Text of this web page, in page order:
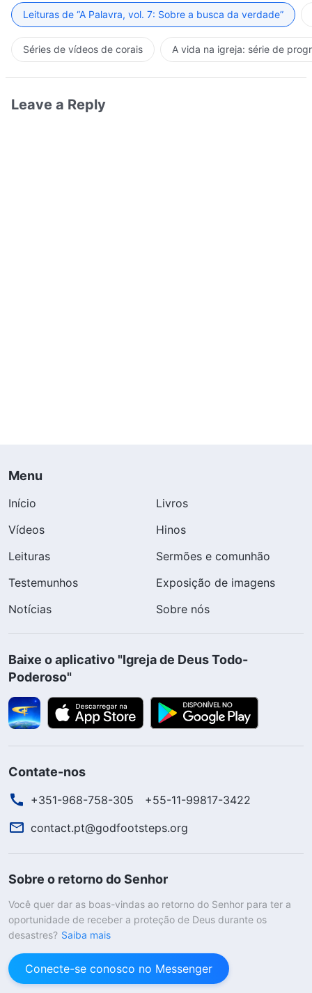
Leituras de “A Palavra, vol. 7: Sobre a busca da verdade”
Séries de vídeos de corais A vida na igreja: série de
Leave a Reply
Menu
Início
Livros
Vídeos
Hinos
Leituras
Sermões e comunhão
Testemunhos
Exposição de imagens
Notícias
Sobre nós
Baixe o aplicativo "Igreja de Deus Todo-
Poderoso"
Contate-nos
+351-968-758-305
+55-11-99817-3422
contact.pt@godfootsteps.org
Sobre o retorno do Senhor
Você quer dar as boas-vindas ao retorno do Senhor para ter a
oportunidade de receber a proteção de Deus durante os
desastres? Saiba mais
Conecte-se conosco no Messenger